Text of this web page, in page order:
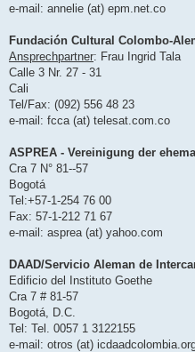
e-mail: annelie (at) epm.net.co
Fundación Cultural Colombo-
Ansprechpartner: Frau Ingrid Tala
Calle 3 Nr. 27 - 31
Cali
Tel/Fax: (092) 556 48 23
e-mail: fcca (at) telesat.com.co
ASPREA - Vereinigung der
Cra 7 N° 81--57
Bogotá
Tel:+57-1-254 76 00
Fax: 57-1-212 71 67
e-mail: asprea (at) yahoo.com
DAAD/Servicio Aleman de
Edificio del Instituto Goethe
Cra 7 # 81-57
Bogotá, D.C.
Tel: Tel. 0057 1 3122155
e-mail: otros (at)